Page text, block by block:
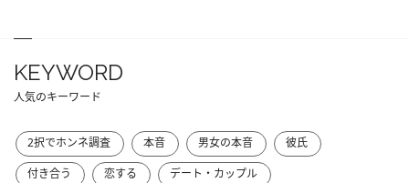
KEYWORD
人気のキーワード
2択でホンネ調査 本音 男女の本音
彼氏
付き合う
恋する デート・カップル